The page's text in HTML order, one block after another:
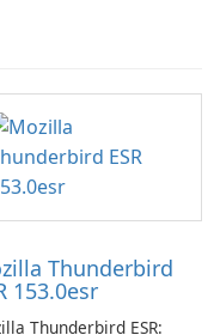
Thunderbird
153.0esr
Thunderbird ESR: